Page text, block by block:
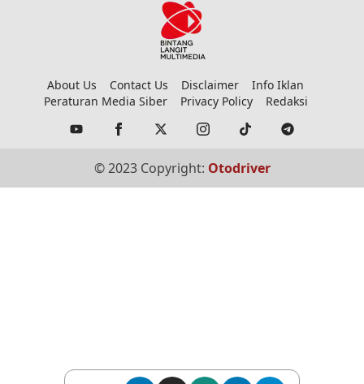
About Us Contact Us Disclaimer
Info Iklan
Peraturan Media Siber
Privacy Policy Redaksi
© 2023 Copyright: Otodriver